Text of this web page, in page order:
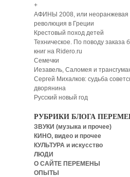
+
АФИНЫ 2008, или неоранжевая
революция в Греции
Крестовый поход детей
Техническое. По поводу заказа
книг на Ridero.ru
Семечки
Иезавель, Саломея и
Сергей Михалков: судьба
дворянина
Русский новый год
РУБРИКИ БЛОГА
ЗВУКИ (музыка и прочее)
КИНО, видео и прочее
КУЛЬТУРА и искусство
ЛЮДИ
О САЙТЕ ПЕРЕМЕНЫ
ОПЫТЫ